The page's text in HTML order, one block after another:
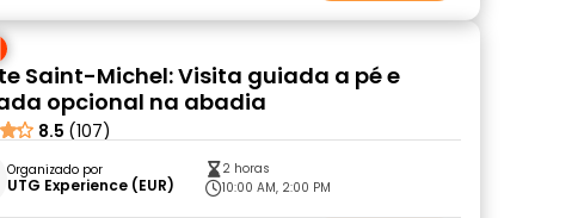
Saint-Michel: Visita guiada a pé e
opcional na abadia
8.5 (107)
Organizado por
UTG Experience (EUR)
2 horas
10:00 AM, 2:00 PM